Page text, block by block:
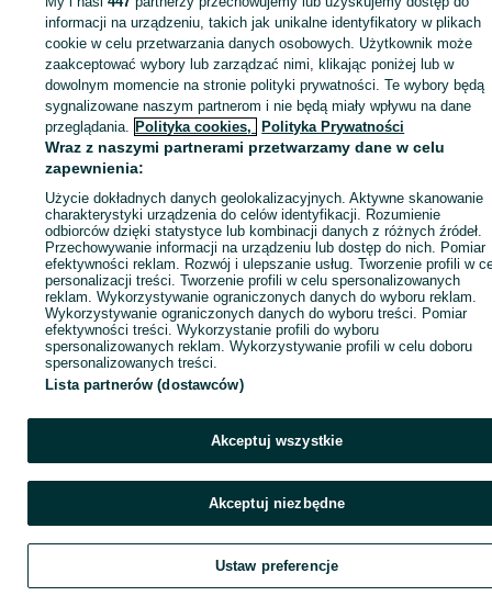
Wielkopolskie
Pozostałe - Gniezno
KATEGORIA
966281848 Wyświetlenia:
Zadzwoń / SMS
informacji na urządzeniu, takich jak unikalne identyfikatory w plikach
cookie w celu przetwarzania danych osobowych. Użytkownik może
zaakceptować wybory lub zarządzać nimi, klikając poniżej lub w
dowolnym momencie na stronie polityki prywatności. Te wybory będą
sygnalizowane naszym partnerom i nie będą miały wpływu na dane
przeglądania. Polityka cookies, Polityka Prywatności
Wraz z naszymi partnerami przetwarzamy dane w celu
zapewnienia:
Użycie dokładnych danych geolokalizacyjnych. Aktywne skanowanie
charakterystyki urządzenia do celów identyfikacji. Rozumienie
odbiorców dzięki statystyce lub kombinacji danych z różnych źródeł.
Przechowywanie informacji na urządzeniu lub dostęp do nich. Pomiar
efektywności reklam. Rozwój i ulepszanie usług. Tworzenie profili w
personalizacji treści. Tworzenie profili w celu spersonalizowanych
reklam. Wykorzystywanie ograniczonych danych do wyboru reklam.
Wykorzystywanie ograniczonych danych do wyboru treści. Pomiar
efektywności treści. Wykorzystanie profili do wyboru
spersonalizowanych reklam. Wykorzystywanie profili w celu doboru
spersonalizowanych treści.
Lista partnerów (dostawców)
Akceptuj wszystkie
Akceptuj niezbędne
Ustaw preferencje